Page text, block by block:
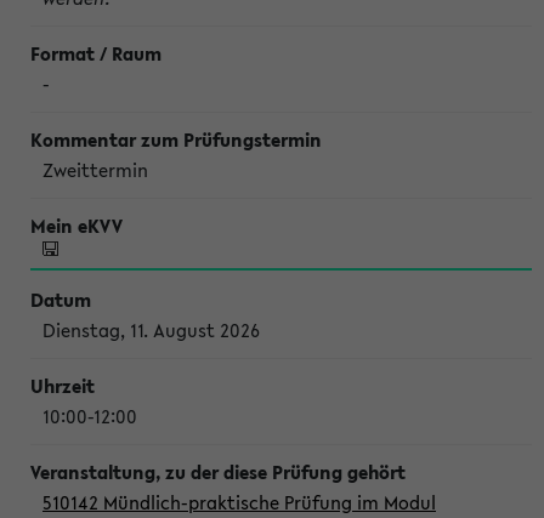
-
Zweittermin
Dienstag, 11. August 2026
10:00-12:00
510142 Mündlich-praktische Prüfung im Modul